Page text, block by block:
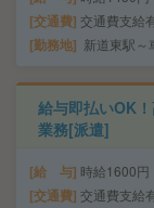
交通費 交通費支給
勤務地 新道東駅
給与即払いOK
業務[派遣]
給 与 時給1600円
交通費 交通費支給